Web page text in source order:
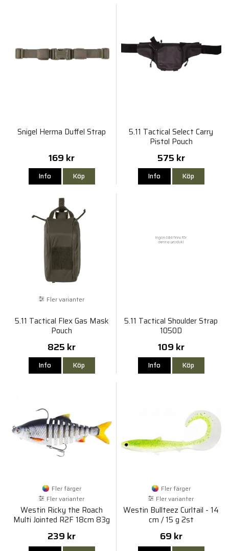
Snigel Herma Duffel Strap
169 kr
Info Köp
5.11 Tactical Select Carry
Pistol Pouch
575 kr
Info Köp
Fler varianter
5.11 Tactical Flex Gas Mask
Pouch
825 kr
Info Köp
5.11 Tactical Shoulder Strap
1050D
109 kr
Info Köp
Fler färger
Fler varianter
Westin Ricky the Roach
Multi Jointed R2F 18cm 83g
Sinking
239 kr
Fler färger
Fler varianter
Westin Bullteez Curltail - 14
cm / 15 g 2st
69 kr